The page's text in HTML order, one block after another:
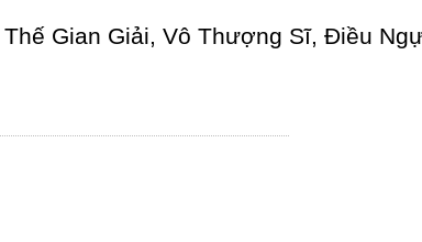
Gian Giải, Vô Thượng Sĩ, Điều